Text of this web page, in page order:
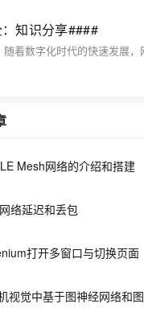
知识分享####
Mesh网络的介绍和搭建
络延迟和丢包
打开多窗口与切换页面
视觉中基于图神经网络和图